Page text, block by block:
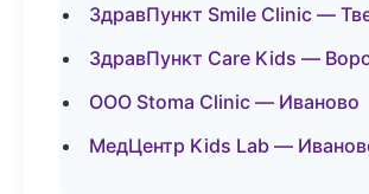
ЗдравПункт Smile Clinic —
ЗдравПункт Care Kids —
ООО Stoma Clinic — Иваново
МедЦентр Kids Lab —